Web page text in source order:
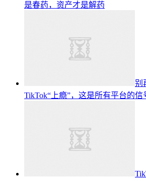
是春药，资产才是解药
别
TikTok“上瘾”，这是所有平台的信